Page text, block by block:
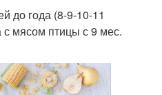
до года (8-9-10-11
мясом птицы с 9 мес.